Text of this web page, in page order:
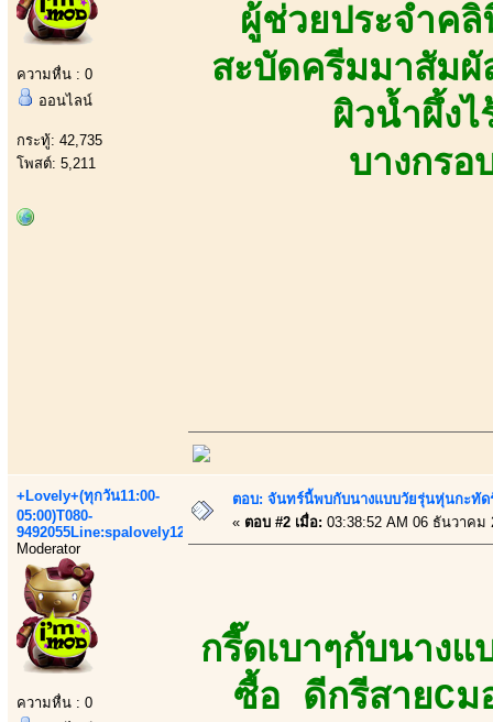
ความหื่น : 0
ออนไลน์
กระทู้: 42,735
โพสต์: 5,211
ผู้ช่วยประจำค
สะบัดครีมมาสัมผั
ผิวน้ำผึ้ง
บางกรอ
+Lovely+(ทุกวัน11:00-
05:00)T080-
9492055Line:spalovely123
Moderator
ความหื่น : 0
ตอบ: จันทร์นี้พบกับนางแบบวัยรุ่นหุ่นกะทั
« ตอบ #2 เมื่อ: 03:38:52 AM 06 ธันวาคม
กรี๊ดเบาๆกับนาง
ซื้อ ดีกรีสายC